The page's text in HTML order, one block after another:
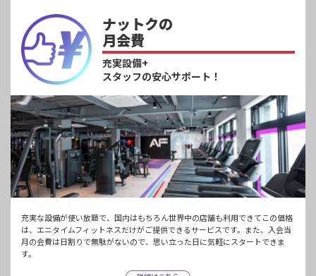
ナットクの
月会費
充実設備+
スタッフの安心サポート！
充実な設備が使い放題で、国内はもちろん世界中の店舗も利用できてこの価格
は、エニタイムフィットネスだけがご提供できるサービスです。また、入会当
月の会費は日割りで無駄がないので、思い立った日に気軽にスタートできま
す。